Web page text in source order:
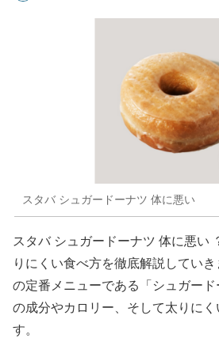
スタバ シュガードーナツ 体に悪い
スタバ シュガードーナツ 体に悪い
りにくい食べ方を徹底解説してい
の定番メニューである「シュガー
の成分やカロリー、そして太りに
す。